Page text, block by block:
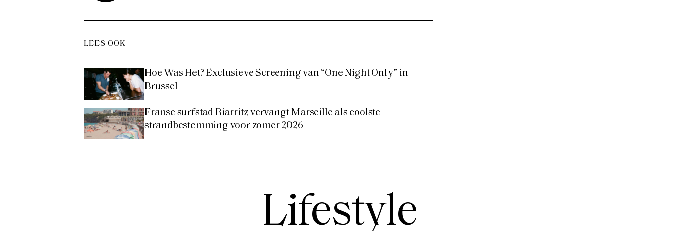
LEES OOK
Hoe Was Het? Exclusieve Screening van “One Night Only” in
Brussel
Franse surfstad Biarritz vervangt Marseille als coolste
strandbestemming voor zomer 2026
Lifestyle